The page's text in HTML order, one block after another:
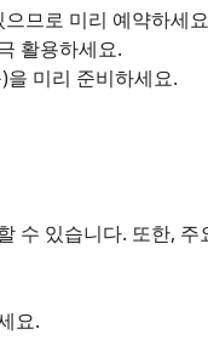
므로 미리 예약하세
활용하세요.
을 미리 준비하세요.
수 있습니다. 또한,
요.